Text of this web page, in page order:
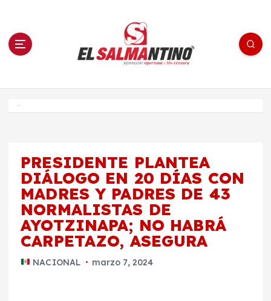
n El Salmantino - medios/noticias/editorial
PRESIDENTE PLANTEA
DIÁLOGO EN 20 DÍAS CON
MADRES Y PADRES DE 43
NORMALISTAS DE
AYOTZINAPA; NO HABRÁ
CARPETAZO, ASEGURA
NACIONAL marzo 7, 2024